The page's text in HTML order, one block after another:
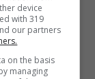
è già
il
device
with 319
our partners
on the basis
managing